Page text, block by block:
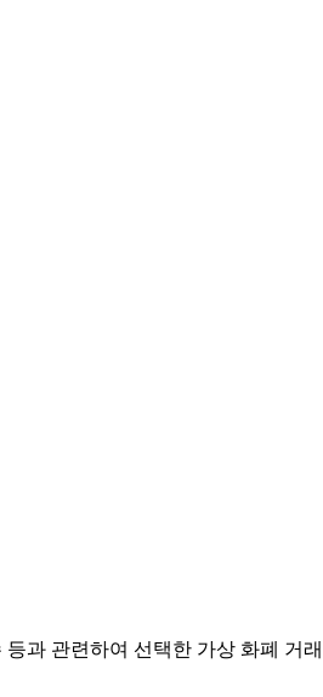
과 관련하여 선택한 가상 화폐 거